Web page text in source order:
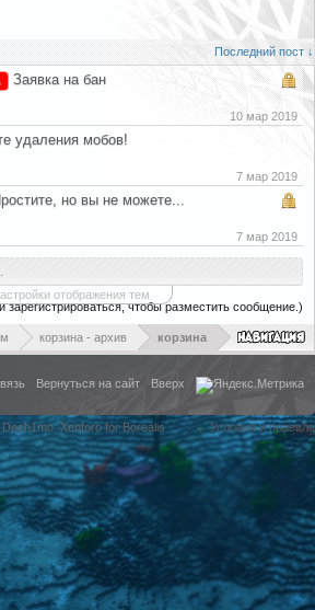
Последний пост ↓
Заявка на бан
10 мар 2019
удаления мобов!
7 мар 2019
но вы не можете...
7 мар 2019
отображения тем
чтобы разместить сообщение.)
корзина - архив корзина
Вернуться на сайт Вверх
Dech1moXenforo for Borealis Условия и правила